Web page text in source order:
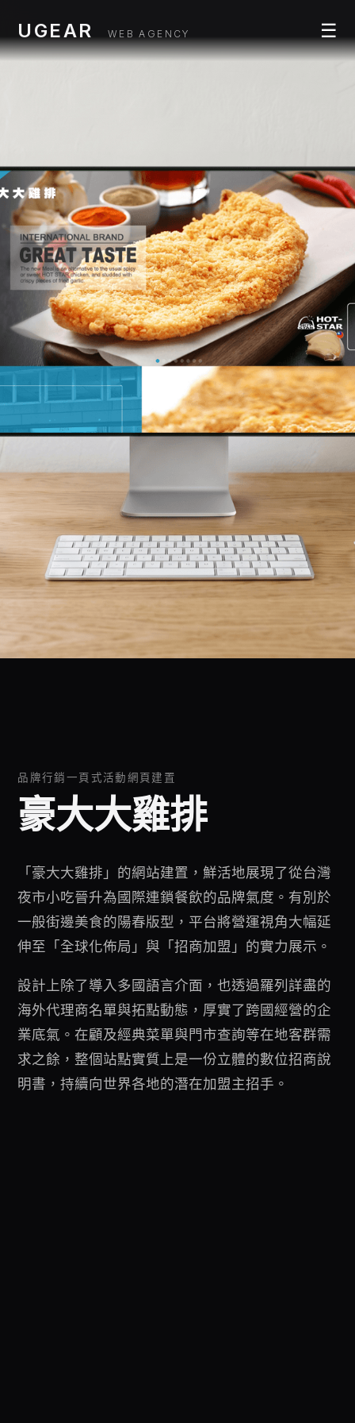
UGEAR WEB AGENCY ☰
品牌行銷一頁式活動網頁建置
豪大大雞排
「豪大大雞排」的網站建置，鮮活地展現了從台灣
夜市小吃晉升為國際連鎖餐飲的品牌氣度。有別於
一般街邊美食的陽春版型，平台將營運視角大幅延
伸至「全球化佈局」與「招商加盟」的實力展示。
設計上除了導入多國語言介面，也透過羅列詳盡的
海外代理商名單與拓點動態，厚實了跨國經營的企
業底氣。在顧及經典菜單與門市查詢等在地客群需
求之餘，整個站點實質上是一份立體的數位招商說
明書，持續向世界各地的潛在加盟主招手。